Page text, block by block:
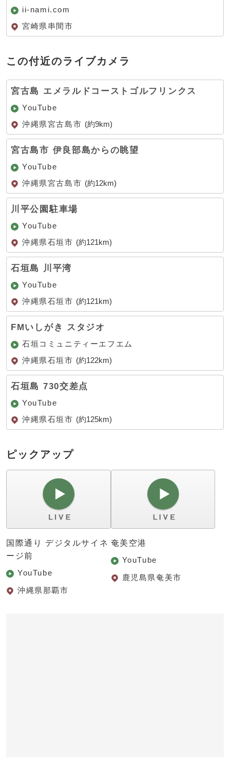
ii-nami.com
宮崎県串間市
この付近のライブカメラ
宮古島 エメラルドコーストゴルフリンクス
YouTube
沖縄県宮古島市 (約9km)
宮古島市 伊良部島からの眺望
YouTube
沖縄県宮古島市 (約12km)
川平公園駐車場
YouTube
沖縄県石垣市 (約121km)
石垣島 川平湾
YouTube
沖縄県石垣市 (約121km)
FMいしがき スタジオ
石垣コミュニティーエフエム
沖縄県石垣市 (約122km)
石垣島 730交差点
YouTube
沖縄県石垣市 (約125km)
ピックアップ
国際通り デジタルサイネ
ージ前
YouTube
沖縄県那覇市
奄美空港
YouTube
鹿児島県奄美市